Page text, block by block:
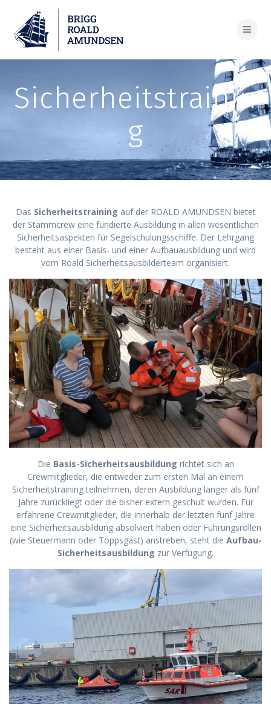
Sicherheitstrainin
g
Das Sicherheitstraining auf der ROALD AMUNDSEN bietet
der Stammcrew eine fundierte Ausbildung in allen wesentlichen
Sicherheitsaspekten für Segelschulungsschiffe. Der Lehrgang
besteht aus einer Basis- und einer Aufbauausbildung und wird
vom Roald Sicherheitsausbilderteam organisiert.
Die Basis-Sicherheitsausbildung richtet sich an
Crewmitglieder, die entweder zum ersten Mal an einem
Sicherheitstraining teilnehmen, deren Ausbildung länger als fünf
Jahre zurückliegt oder die bisher extern geschult wurden. Für
erfahrene Crewmitglieder, die innerhalb der letzten fünf Jahre
eine Sicherheitsausbildung absolviert haben oder Führungsrollen
(wie Steuermann oder Toppsgast) anstreben, steht die Aufbau-
Sicherheitsausbildung zur Verfügung.